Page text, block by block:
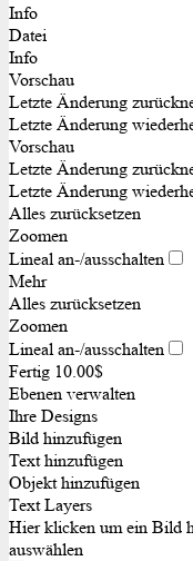
Info
Datei
Info
Vorschau
Letzte Änderung
Letzte Änderung
Vorschau
Letzte Änderung
Letzte Änderung
Alles zurücksetzen
Zoomen
Lineal an-/ausschalten
Mehr
Alles zurücksetzen
Zoomen
Lineal an-/ausschalten
Fertig 10.00$
Ebenen verwalten
Ihre Designs
Bild hinzufügen
Text hinzufügen
Objekt hinzufügen
Text Layers
Hier klicken um ein Bild
auswählen